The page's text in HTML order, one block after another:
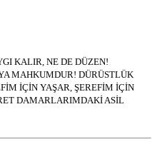
KALIR, NE DE DÜZEN!
MAHKUMDUR! DÜRÜSTLÜK
İÇİN YAŞAR, ŞEREFİM İÇİN
DAMARLARIMDAKİ ASİL